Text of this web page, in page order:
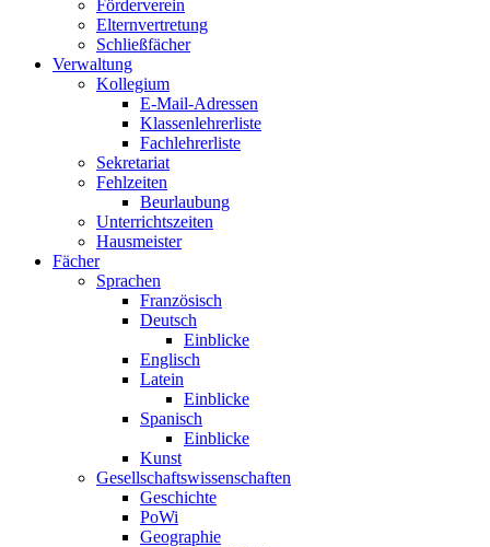
Förderverein
Elternvertretung
Schließfächer
Verwaltung
Kollegium
E-Mail-Adressen
Klassenlehrerliste
Fachlehrerliste
Sekretariat
Fehlzeiten
Beurlaubung
Unterrichtszeiten
Hausmeister
Fächer
Sprachen
Französisch
Deutsch
Einblicke
Englisch
Latein
Einblicke
Spanisch
Einblicke
Kunst
Gesellschaftswissenschaften
Geschichte
PoWi
Geographie